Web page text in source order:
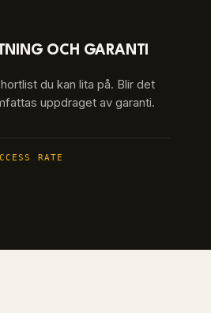
OCH GARANTI
du kan lita på. Blir det
uppdraget av garanti.
RATE